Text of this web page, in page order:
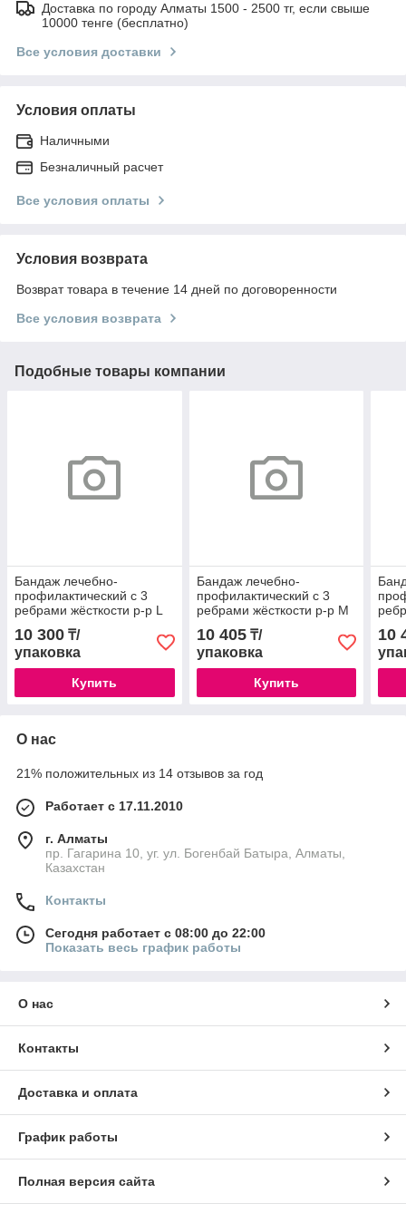
Доставка по городу Алматы 1500 - 2500 тг, если свыше
10000 тенге (бесплатно)
Все условия доставки
Условия оплаты
Наличными
Безналичный расчет
Все условия оплаты
Условия возврата
Возврат товара в течение 14 дней по договоренности
Все условия возврата
Подобные товары компании
Бандаж лечебно-
профилактический с 3
ребрами жёсткости р-р L
10 300 ₸/
упаковка
Купить
Бандаж лечебно-
профилактический с 3
ребрами жёсткости р-р M
10 405₸/
упаковка
Купить
10
О нас
21% положительных из 14 отзывов за год
Работает с 17.11.2010
г. Алматы
пр. Гагарина 10, уг. ул. Богенбай Батыра, Алматы,
Казахстан
Контакты
Сегодня работает с 08:00 до 22:00
Показать весь график работы
О нас
Контакты
Доставка и оплата
График работы
Полная версия сайта